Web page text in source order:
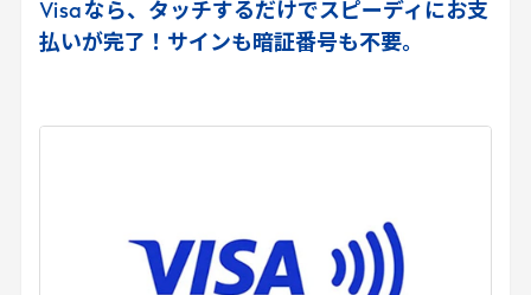
Visa なら、タッチするだけでスピーディにお支
払いが完了！サインも暗証番号も不要。